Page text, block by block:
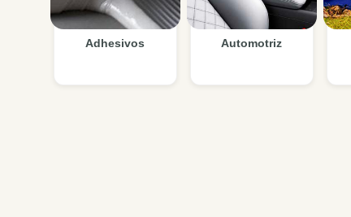
Adhesivos Automotriz